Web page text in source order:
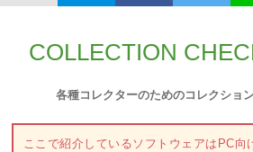
COLLECTION
各種コレクターのためのコレクショ
ここで紹介しているソフトウェアはPC向